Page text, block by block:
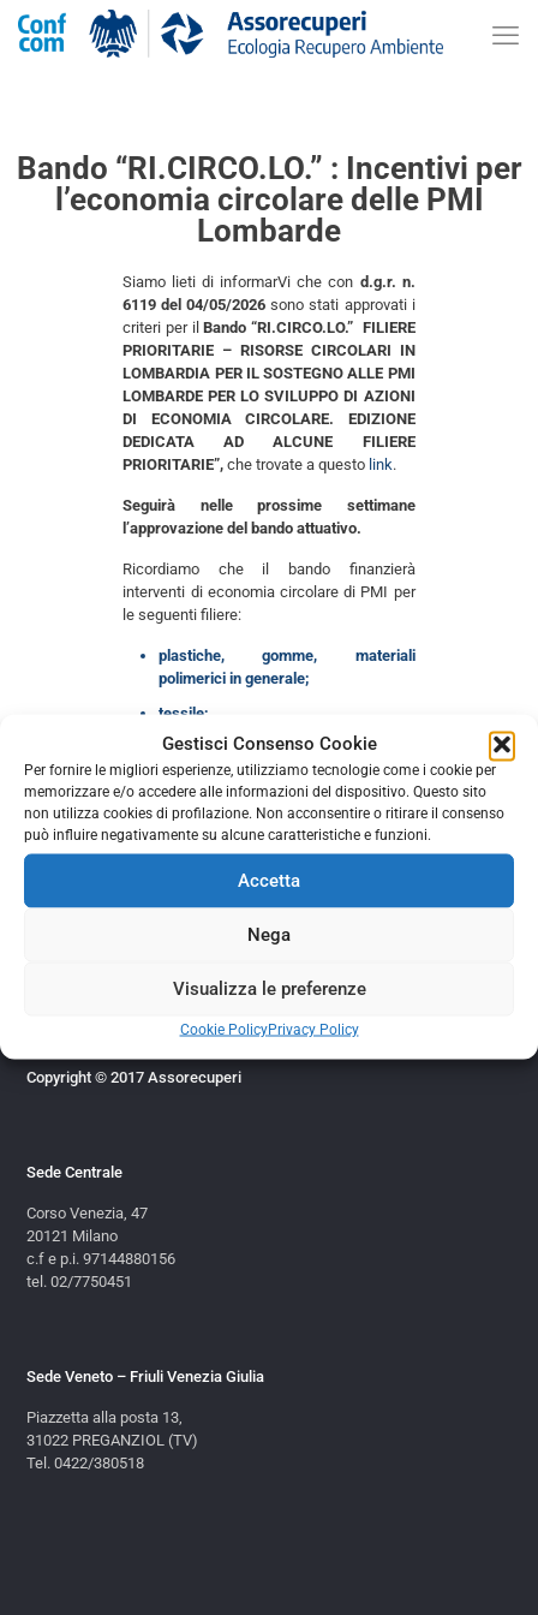
Gestisci Consenso Cookie
Per fornire le migliori esperienze, utilizziamo tecnologie come i cookie per
memorizzare e/o accedere alle informazioni del dispositivo. Questo sito
non utilizza cookies di profilazione. Non acconsentire o ritirare il consenso
può influire negativamente su alcune caratteristiche e funzioni.
Accetta
Nega
Visualizza le preferenze
Cookie PolicyPrivacy Policy
Bando “RI.CIRCO.LO.” : Incentivi per
l’economia circolare delle PMI
Lombarde
Siamo lieti di informarVi che con d.g.r. n.
6119 del 04/05/2026 sono stati approvati i
criteri per ilBando “RI.CIRCO.LO.” FILIERE
PRIORITARIE – RISORSE CIRCOLARI IN
LOMBARDIA PER IL SOSTEGNO ALLE PMI
LOMBARDE PER LO SVILUPPO DI AZIONI
DI ECONOMIA CIRCOLARE. EDIZIONE
DEDICATA AD ALCUNE FILIERE
PRIORITARIE”, che trovate a questo link.
Seguirà nelle prossime settimane
l’approvazione del bando attuativo.
Ricordiamo che il bando finanzierà
interventi di economia circolare di PMI per
le seguenti filiere:
plastiche, gomme, materiali
polimerici in generale;
tessile;
AEE/RAEE (inclusi pannelli
fotovoltaici), batterie ed
accumulatori;
recupero del fosforo;
Copyright © 2017 Assorecuperi
Sede Centrale
Corso Venezia, 47
20121 Milano
c.f e p.i. 97144880156
tel. 02/7750451
Sede Veneto – Friuli Venezia Giulia
Piazzetta alla posta 13,
31022 PREGANZIOL (TV)
Tel. 0422/380518